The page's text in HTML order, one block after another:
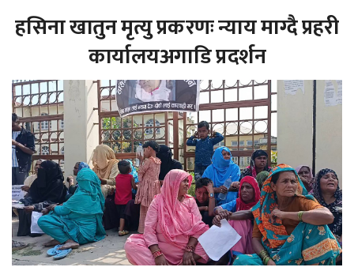
हसिना खातुन मृत्यु प्रकरणः न्याय माग्दै प्रहरी
कार्यालयअगाडि प्रदर्शन